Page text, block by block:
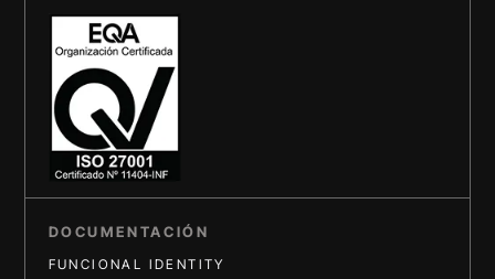
DOCUMENTACIÓN
FUNCIONAL IDENTITY